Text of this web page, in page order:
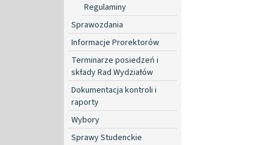
Regulaminy
Sprawozdania
Informacje Prorektorów
Terminarze posiedzeń i
składy Rad Wydziałów
Dokumentacja kontroli i
raporty
Wybory
Sprawy Studenckie